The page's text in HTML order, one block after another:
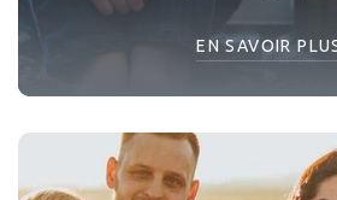
EN SAVOIR